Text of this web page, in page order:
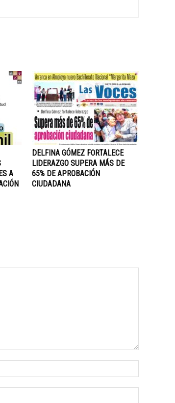
A
DELFINA GÓMEZ FORTALECE
LIDERAZGO SUPERA MÁS DE
65% DE APROBACIÓN
CIUDADANA